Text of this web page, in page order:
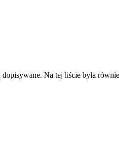
Na tej liście była